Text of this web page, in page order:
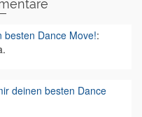
besten Dance Move!:
deinen besten Dance